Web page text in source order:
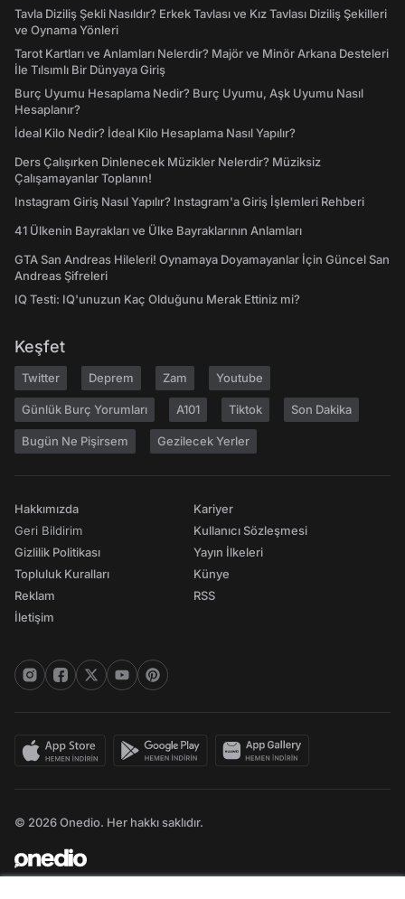
Tavla Diziliş Şekli Nasıldır? Erkek Tavlası ve Kız Tavlası Diziliş Şekilleri
ve Oynama Yönleri
Tarot Kartları ve Anlamları Nelerdir? Majör ve Minör Arkana Desteleri
İle Tılsımlı Bir Dünyaya Giriş
Burç Uyumu Hesaplama Nedir? Burç Uyumu, Aşk Uyumu Nasıl
Hesaplanır?
İdeal Kilo Nedir? İdeal Kilo Hesaplama Nasıl Yapılır?
Ders Çalışırken Dinlenecek Müzikler Nelerdir? Müziksiz
Çalışamayanlar Toplanın!
Instagram Giriş Nasıl Yapılır? Instagram'a Giriş İşlemleri Rehberi
41 Ülkenin Bayrakları ve Ülke Bayraklarının Anlamları
GTA San Andreas Hileleri! Oynamaya Doyamayanlar İçin Güncel San
Andreas Şifreleri
IQ Testi: IQ'unuzun Kaç Olduğunu Merak Ettiniz mi?
Keşfet
Twitter Deprem Zam Youtube
Günlük Burç Yorumları A101 Tiktok Son Dakika
Bugün Ne Pişirsem Gezilecek Yerler
Hakkımızda
Geri Bildirim
Gizlilik Politikası
Topluluk Kuralları
Reklam
İletişim
Kariyer
Kullanıcı Sözleşmesi
Yayın İlkeleri
Künye
RSS
© 2026 Onedio. Her hakkı saklıdır.